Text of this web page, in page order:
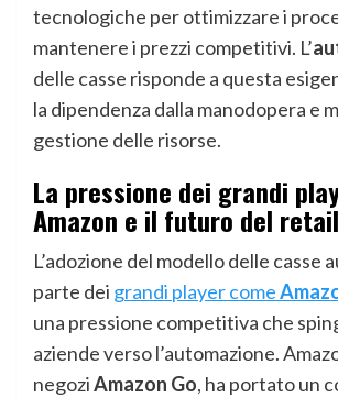
tecnologiche per ottimizzare i
mantenere i prezzi competitivi. L’
delle casse risponde a questa
la dipendenza dalla manodopera e
gestione delle risorse.
La pressione dei grandi
Amazon e il futuro del retail
L’adozione del modello delle casse
parte dei grandi player come
una pressione competitiva che
aziende verso l’automazione.
negoziAmazon Go, ha portato un